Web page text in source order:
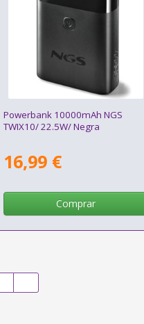
Powerbank 10000mAh NGS
TWIX10/ 22.5W/ Negra
16,99 €
Comprar